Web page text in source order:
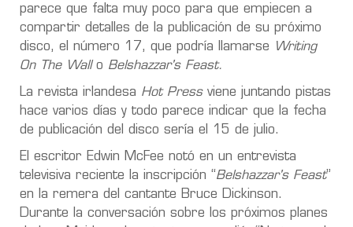
parece que falta muy poco para que empiecen a
compartir detalles de la publicación de su próximo
disco, el número 17, que podría llamarse
Writing
On The Wallo Belshazzar's Feast.
La revista irlandesa Hot Pressviene juntando pistas
hace varios días y todo parece indicar que la fecha
de publicación del disco sería el 15 de julio.
El escritor Edwin McFee notó en un entrevista
televisiva reciente la inscripción “Belshazzar's Feast”
en la remera del cantante Bruce Dickinson.
Durante la conversación sobre los próximos planes